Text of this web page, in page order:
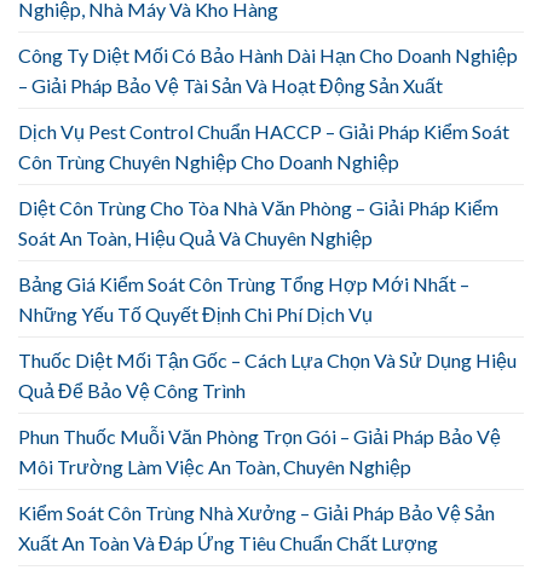
Nghiệp, Nhà Máy Và Kho Hàng
Công Ty Diệt Mối Có Bảo Hành Dài Hạn Cho Doanh Nghiệp
– Giải Pháp Bảo Vệ Tài Sản Và Hoạt Động Sản Xuất
Dịch Vụ Pest Control Chuẩn HACCP – Giải Pháp Kiểm Soát
Côn Trùng Chuyên Nghiệp Cho Doanh Nghiệp
Diệt Côn Trùng Cho Tòa Nhà Văn Phòng – Giải Pháp Kiểm
Soát An Toàn, Hiệu Quả Và Chuyên Nghiệp
Bảng Giá Kiểm Soát Côn Trùng Tổng Hợp Mới Nhất –
Những Yếu Tố Quyết Định Chi Phí Dịch Vụ
Thuốc Diệt Mối Tận Gốc – Cách Lựa Chọn Và Sử Dụng Hiệu
Quả Để Bảo Vệ Công Trình
Phun Thuốc Muỗi Văn Phòng Trọn Gói – Giải Pháp Bảo Vệ
Môi Trường Làm Việc An Toàn, Chuyên Nghiệp
Kiểm Soát Côn Trùng Nhà Xưởng – Giải Pháp Bảo Vệ Sản
Xuất An Toàn Và Đáp Ứng Tiêu Chuẩn Chất Lượng